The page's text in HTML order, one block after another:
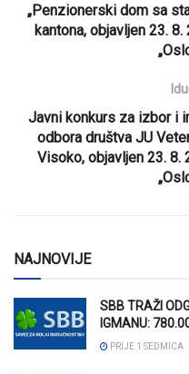
„Penzionerski dom sa
kantona, objavljen 23.
Javni konkurs za izbor i
odbora društva JU
Visoko, objavljen 23. 8.
NAJNOVIJE
SBB TRAŽI
IGMANU:
PRIJE 1 SEDMICA